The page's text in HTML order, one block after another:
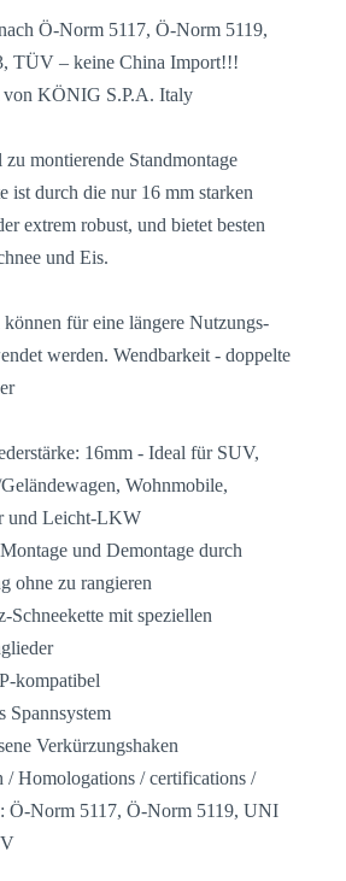
Ö-Norm 5117, Ö-Norm 5119,
TÜV – keine China Import!!!
von KÖNIG S.P.A. Italy
montierende Standmontage
ist durch die nur 16 mm starken
extrem robust, und bietet besten
und Eis.
für eine längere Nutzungs-
werden. Wendbarkeit - doppelte
16mm - Ideal für SUV,
Wohnmobile,
und Leicht-LKW
und Demontage durch
ohne zu rangieren
Schneekette mit speziellen
kompatibel
Spannsystem
Verkürzungshaken
/ Homologations / certifications /
Ö-Norm 5117, Ö-Norm 5119, UNI